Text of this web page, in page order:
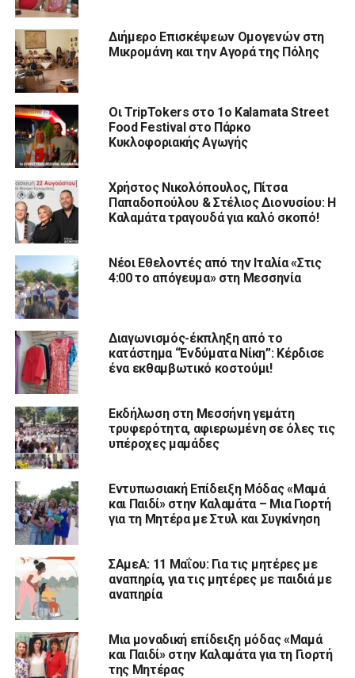
Διήμερο Επισκέψεων Ομογενών στη
Μικρομάνη και την Αγορά της Πόλης
Οι TripTokers στο 1o Kalamata Street
Food Festival στο Πάρκο
Κυκλοφοριακής Αγωγής
Χρήστος Νικολόπουλος, Πίτσα
Παπαδοπούλου & Στέλιος Διονυσίου: Η
Καλαμάτα τραγουδά για καλό σκοπό!
Νέοι Εθελοντές από την Ιταλία «Στις
4:00 το απόγευμα» στη Μεσσηνία
Διαγωνισμός-έκπληξη από το
κατάστημα “Ενδύματα Νίκη”: Κέρδισε
ένα εκθαμβωτικό κοστούμι!
Εκδήλωση στη Μεσσήνη γεμάτη
τρυφερότητα, αφιερωμένη σε όλες τις
υπέροχες μαμάδες
Εντυπωσιακή Επίδειξη Μόδας «Μαμά
και Παιδί» στην Καλαμάτα – Μια Γιορτή
για τη Μητέρα με Στυλ και Συγκίνηση
ΣΑμεΑ: 11 Μαΐου: Για τις μητέρες με
αναπηρία, για τις μητέρες με παιδιά με
αναπηρία
Μια μοναδική επίδειξη μόδας «Μαμά
και Παιδί» στην Καλαμάτα για τη Γιορτή
της Μητέρας